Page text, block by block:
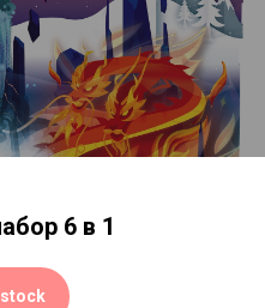
6 в 1